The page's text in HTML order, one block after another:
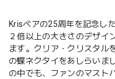
Krisベアの25周年を記念し
２倍以上の大きさのデザイ
ます。クリア・クリスタル
の蝶ネクタイをあしらいま
の中でも、ファンのマスト